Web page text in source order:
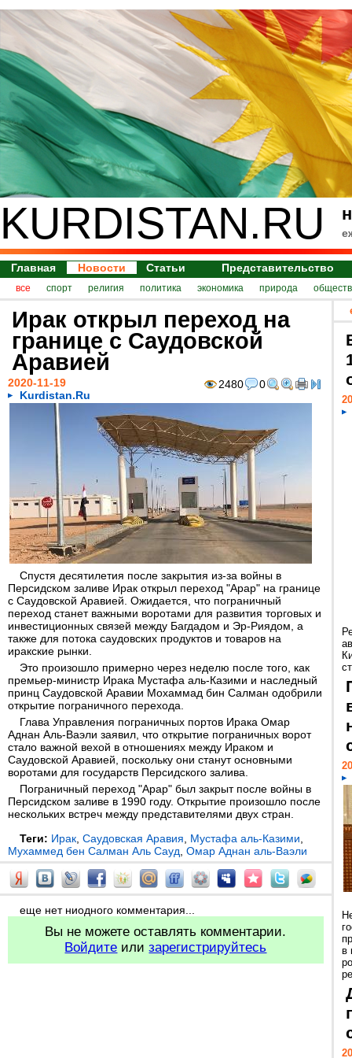
KURDISTAN.RU
Главная Новости Статьи Представительство
все спорт религия политика экономика природа
Ирак открыл переход на
границе с Саудовской
Аравией
2480 0
2020-11-19
Kurdistan.Ru
Спустя десятилетия после закрытия из-за войны в
Персидском заливе Ирак открыл переход "Арар" на границе
с Саудовской Аравией. Ожидается, что пограничный
переход станет важными воротами для развития торговых и
инвестиционных связей между Багдадом и Эр-Риядом, а
также для потока саудовских продуктов и товаров на
иракские рынки.
Это произошло примерно через неделю после того, как
премьер-министр Ирака Мустафа аль-Казими и наследный
принц Саудовской Аравии Мохаммад бин Салман одобрили
открытие пограничного перехода.
Глава Управления пограничных портов Ирака Омар
Аднан Аль-Ваэли заявил, что открытие пограничных ворот
стало важной вехой в отношениях между Ираком и
Саудовской Аравией, поскольку они станут основными
воротами для государств Персидского залива.
Пограничный переход "Арар" был закрыт после войны в
Персидском заливе в 1990 году. Открытие произошло после
нескольких встреч между представителями двух стран.
Теги: Ирак Саудовская Аравия Мустафа аль-Казими
Мухаммед бен Салман Аль Сауд Омар Аднан аль-Ваэли
еще нет ниодного комментария...
Вы не можете оставлять комментарии.
Войдите илизарегистрируйтесь
в